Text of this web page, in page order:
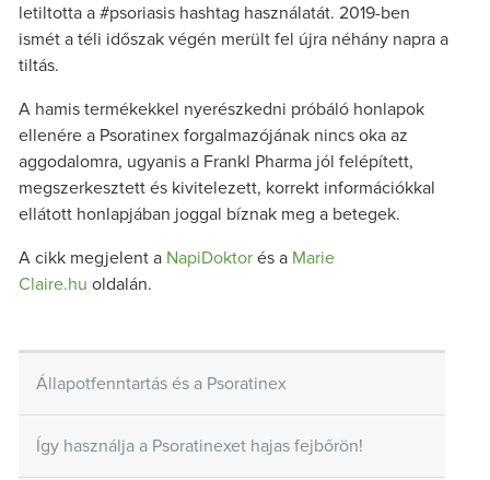
letiltotta a #psoriasis hashtag használatát. 2019-ben
ismét a téli időszak végén merült fel újra néhány napra a
tiltás.
A hamis termékekkel nyerészkedni próbáló honlapok
ellenére a Psoratinex forgalmazójának nincs oka az
aggodalomra, ugyanis a Frankl Pharma jól felépített,
megszerkesztett és kivitelezett, korrekt információkkal
ellátott honlapjában joggal bíznak meg a betegek.
A cikk megjelent a NapiDoktor és a Marie
Claire.hu oldalán.
Állapotfenntartás és a Psoratinex
Így használja a Psoratinexet hajas fejbőrön!